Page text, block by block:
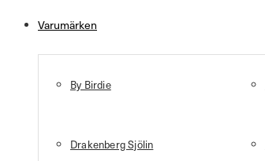
Varumärken
By Birdie
Drakenberg Sjölin